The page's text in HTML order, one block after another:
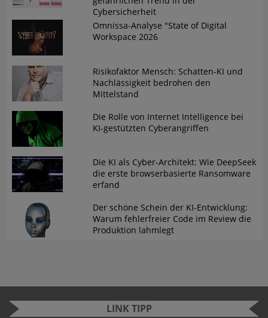
Cybersicherheit
Omnissa-Analyse "State of Digital
Workspace 2026
Risikofaktor Mensch: Schatten-KI und
Nachlässigkeit bedrohen den
Mittelstand
Die Rolle von Internet Intelligence bei
KI-gestützten Cyberangriffen
Die KI als Cyber-Architekt: Wie DeepSeek
die erste browserbasierte Ransomware
erfand
Der schöne Schein der KI-Entwicklung:
Warum fehlerfreier Code im Review die
Produktion lahmlegt
LINK TIPP